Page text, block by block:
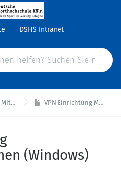
DSHS Intranet
Mitarbeitende VPN Einrichtung Mitarbeiter*innen (Windows)
(Windows)